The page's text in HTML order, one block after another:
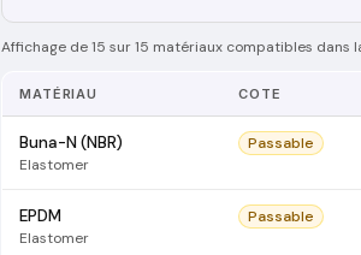
Affichage de 15 sur 15 matériaux compatibles dans
MATÉRIAU COTE
Buna-N (NBR)
Elastomer
Passable
EPDM
Elastomer
Passable